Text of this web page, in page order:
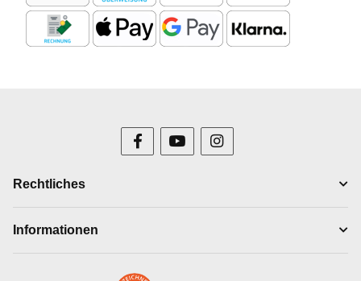
Rechtliches
Informationen